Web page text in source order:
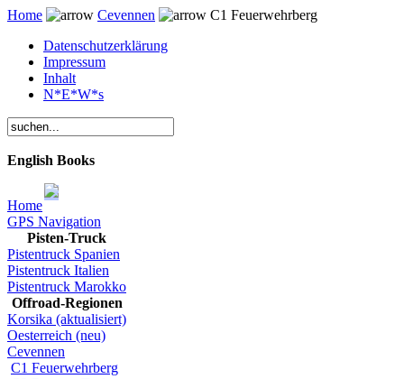
Home Cevennen
C1 Feuerwehrberg
Datenschutzerklärung
Impressum
Inhalt
N*E*W*s
English Books
Home
GPS Navigation
Pisten-Truck
Pistentruck Spanien
Pistentruck Italien
Pistentruck Marokko
Offroad-Regionen
Korsika (aktualisiert)
Oesterreich (neu)
Cevennen
C1 Feuerwehrberg